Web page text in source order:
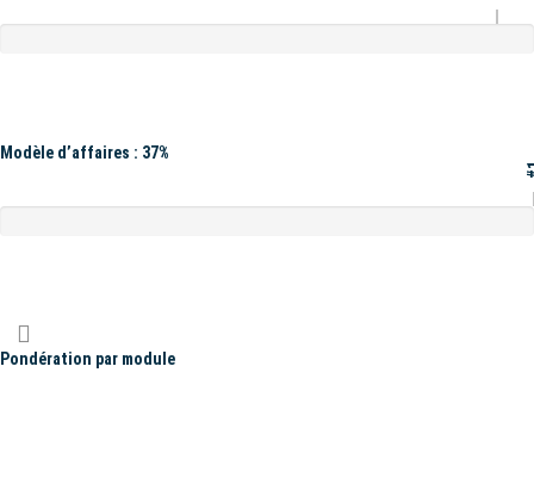
Modèle d’affaires : 37%
Pondération par module